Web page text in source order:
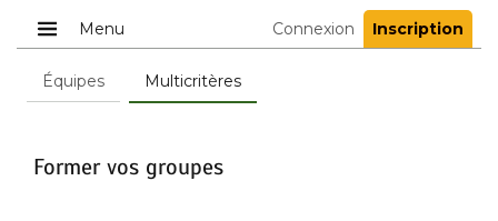
Menu Connexion Inscription
Équipes Multicritères
Former vos groupes